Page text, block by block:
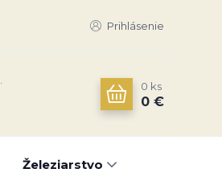
Prihlásenie
0 ks
0 €
Železiarstvo